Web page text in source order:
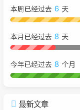
本周已经过去 6 天
本月已经过去 8 天
今年已经过去 8 个月
最新文章